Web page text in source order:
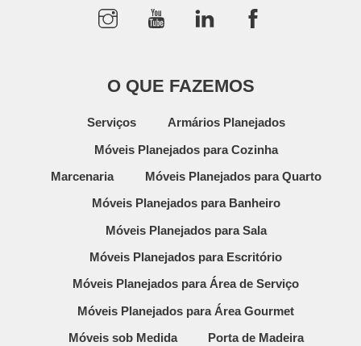
O QUE FAZEMOS
Serviços
Armários Planejados
Móveis Planejados para Cozinha
Marcenaria
Móveis Planejados para Quarto
Móveis Planejados para Banheiro
Móveis Planejados para Sala
Móveis Planejados para Escritório
Móveis Planejados para Área de Serviço
Móveis Planejados para Área Gourmet
Móveis sob Medida
Porta de Madeira